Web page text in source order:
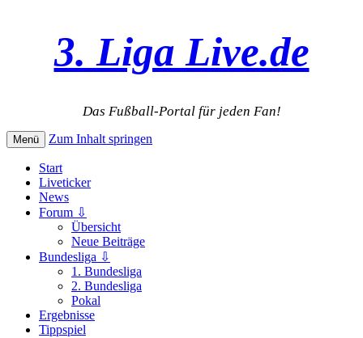
3. Liga Live.de
Das Fußball-Portal für jeden Fan!
Menü Zum Inhalt springen
Start
Liveticker
News
Forum ⇩
Übersicht
Neue Beiträge
Bundesliga ⇩
1. Bundesliga
2. Bundesliga
Pokal
Ergebnisse
Tippspiel